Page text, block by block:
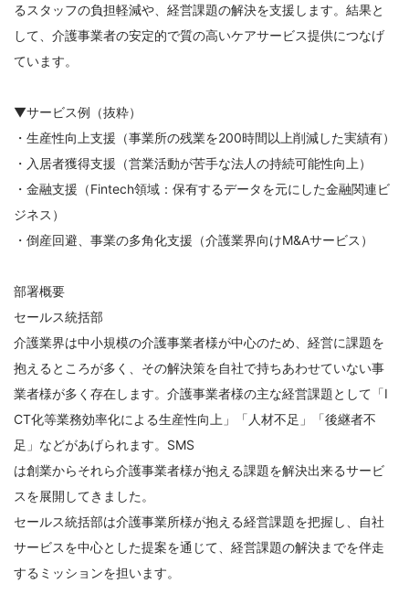
るスタッフの負担軽減や、経営課題の解決を支援します。結果と
して、介護事業者の安定的で質の高いケアサービス提供につなげ
ています。
▼サービス例（抜粋）
・生産性向上支援（事業所の残業を200時間以上削減した実績有）
・入居者獲得支援（営業活動が苦手な法人の持続可能性向上）
・金融支援（Fintech領域：保有するデータを元にした金融関連ビ
ジネス）
・倒産回避、事業の多角化支援（介護業界向けM&Aサービス）
部署概要
セールス統括部
介護業界は中小規模の介護事業者様が中心のため、経営に課題を
抱えるところが多く、その解決策を自社で持ちあわせていない事
業者様が多く存在します。介護事業者様の主な経営課題として「I
CT化等業務効率化による生産性向上」「人材不足」「後継者不
足」などがあげられます。SMS
は創業からそれら介護事業者様が抱える課題を解決出来るサービ
スを展開してきました。
セールス統括部は介護事業所様が抱える経営課題を把握し、自社
サービスを中心とした提案を通じて、経営課題の解決までを伴走
するミッションを担います。